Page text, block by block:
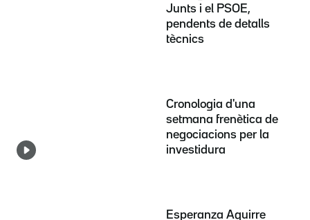
Junts i el PSOE,
pendents de detalls
tècnics
Cronologia d'una
setmana frenètica de
negociacions per la
investidura
Esperanza Aguirre